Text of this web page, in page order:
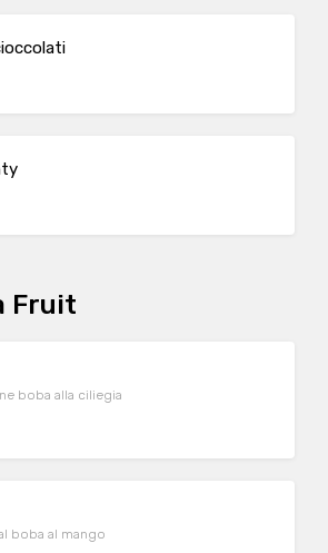
Fruit
boba alla ciliegia
boba al mango